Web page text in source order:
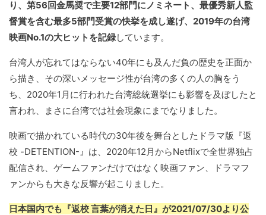
り、第56回金馬奨で主要12部門にノミネート、最優秀新人監
督賞を含む最多5部門受賞の快挙を成し遂げ、2019年の台湾
映画No.1の大ヒットを記録しています。
台湾人が忘れてはならない40年にも及んだ負の歴史を正面か
ら描き、その深いメッセージ性が台湾の多くの人の胸をう
ち、2020年1月に行われた台湾総統選挙にも影響を及ぼしたと
言われ、まさに台湾では社会現象にまでなりました。
映画で描かれている時代の30年後を舞台としたドラマ版『返
校 -DETENTION-』は、2020年12月からNetflixで全世界独占
配信され、ゲームファンだけではなく映画ファン、ドラマフ
ァンからも大きな反響が起こりました。
日本国内でも『返校 言葉が消えた日』が2021/07/30より公